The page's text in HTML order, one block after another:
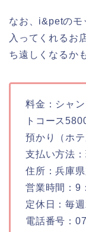
なお、i&petのモ
入ってくれるお
ち遠しくなるか
料金：シャ
トコース
預かり（ホ
支払い方法
住所：兵庫
営業時間：9
定休日：毎週
電話番号：